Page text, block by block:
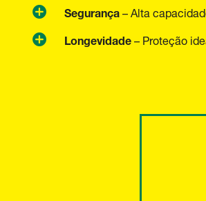
Segurança– Alta
Longevidade– Proteção